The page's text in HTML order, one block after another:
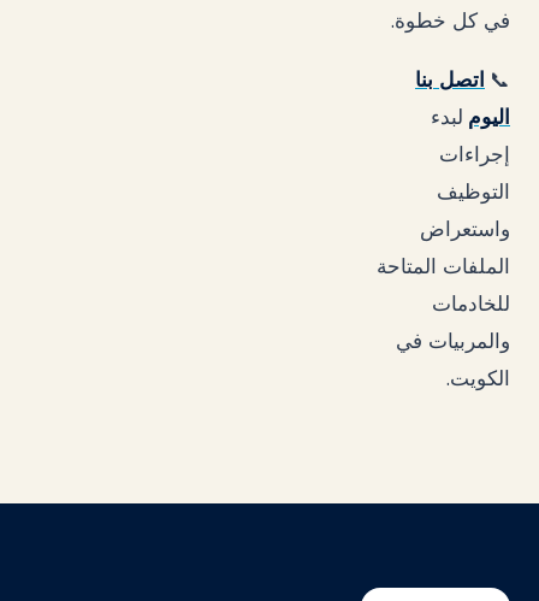
في كل خطوة.
📞 اتصل بنا
اليوم لبدء
إجراءات
التوظيف
واستعراض
الملفات المتاحة
للخادمات
والمربيات في
الكويت.